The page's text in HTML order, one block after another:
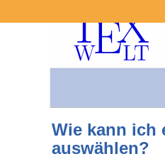
Wie kann ich
auswählen?